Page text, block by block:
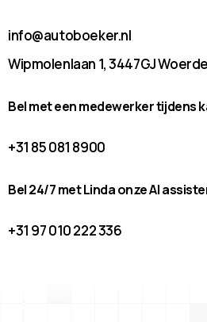
info@autoboeker.nl
Wipmolenlaan 1, 3447GJ
Bel met een medewerker tijdens
+31 85 081 8900
Bel 24/7 met Linda onze AI
+31 97 010 222 336